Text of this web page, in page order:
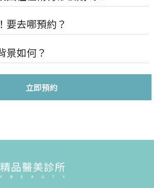
要去哪預約？
景如何？
立即預約